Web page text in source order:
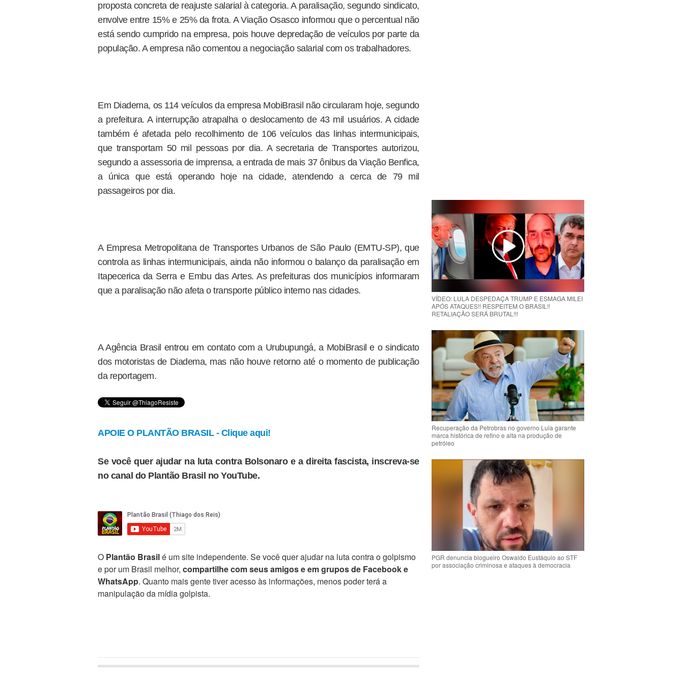
proposta concreta de reajuste salarial à categoria. A paralisação, segundo sindicato,
envolve entre 15% e 25% da frota. A Viação Osasco informou que o percentual não
está sendo cumprido na empresa, pois houve depredação de veículos por parte da
população. A empresa não comentou a negociação salarial com os trabalhadores.
Em Diadema, os 114 veículos da empresa MobiBrasil não circularam hoje, segundo
a prefeitura. A interrupção atrapalha o deslocamento de 43 mil usuários. A cidade
também é afetada pelo recolhimento de 106 veículos das linhas intermunicipais,
que transportam 50 mil pessoas por dia. A secretaria de Transportes autorizou,
segundo a assessoria de imprensa, a entrada de mais 37 ônibus da Viação Benfica,
a única que está operando hoje na cidade, atendendo a cerca de 79 mil
passageiros por dia.
A Empresa Metropolitana de Transportes Urbanos de São Paulo (EMTU-SP), que
controla as linhas intermunicipais, ainda não informou o balanço da paralisação em
Itapecerica da Serra e Embu das Artes. As prefeituras dos municípios informaram
que a paralisação não afeta o transporte público interno nas cidades.
A Agência Brasil entrou em contato com a Urubupungá, a MobiBrasil e o sindicato
dos motoristas de Diadema, mas não houve retorno até o momento de publicação
da reportagem.
APOIE O PLANTÃO BRASIL - Clique aqui!
Se você quer ajudar na luta contra Bolsonaro e a direita fascista, inscreva-se
no canal do Plantão Brasil no YouTube.
O Plantão Brasilé um site independente. Se você quer ajudar na luta contra o golpismo
e por um Brasil melhor, compartilhe com seus amigos e em grupos de Facebook e
WhatsApp. Quanto mais gente tiver acesso às informações, menos poder terá a
manipulação da mídia golpista.
VÍDEO: LULA DESPEDAÇA TRUMP E ESMAGA MILEI
APÓS ATAQUES!! RESPEITEM O BRASIL!!
RETALIAÇÃO SERÁ BRUTAL!!!
Recuperação da Petrobras no governo Lula garante
marca histórica de refino e alta na produção de
petróleo
PGR denuncia blogueiro Oswaldo Eustáquio ao STF
por associação criminosa e ataques à democracia